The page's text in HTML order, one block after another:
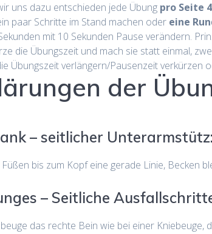
uns dazu entschieden jede Übung pro Seite
paar Schritte im Stand machen oder eine
mit 10 Sekunden Pause verändern.
die Übungszeit und mach sie statt einmal,
Übungszeit verlängern/Pausenzeit verkürzen
der
– seitlicher Unterarmstütz:
bis zum Kopf eine gerade Linie, Becken
– Seitliche
das rechte Bein wie bei einer Kniebeuge,